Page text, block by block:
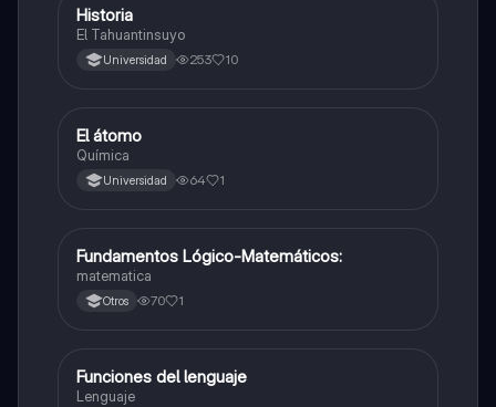
Otros
Historia
El Tahuantinsuyo
Universidad 253 10
Otros
El átomo
Química
Universidad 64 1
Otros
Fundamentos Lógico-Matemáticos:
matematica
Otros 70 1
Otros
Funciones del lenguaje
Lenguaje